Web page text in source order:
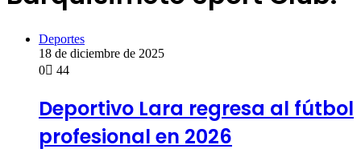
Deportes
18 de diciembre de 2025
0
44
Deportivo Lara regresa al fútbol
profesional en 2026